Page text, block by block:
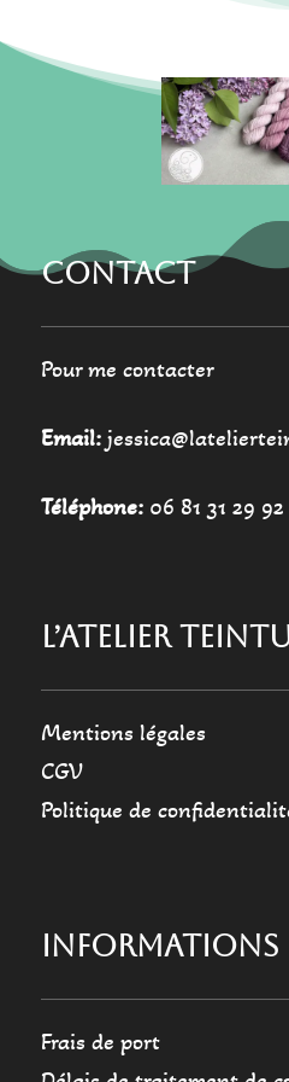
choisies
CONTACT
Pour me contacter
Email:
Téléphone:06 81 31 29 92
L’ATELIER
Mentions légales
CGV
Politique de
INFORMATIONS
Frais de port